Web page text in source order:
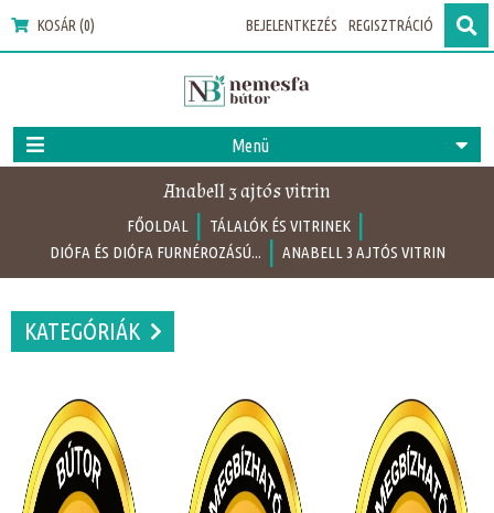
KOSÁR (0) BEJELENTKEZÉS REGISZTRÁCIÓ
Menü
Anabell 3 ajtós vitrin
FŐOLDAL TÁLALÓK ÉS VITRINEK
DIÓFA ÉS DIÓFA FURNÉROZÁSÚ... ANABELL 3 AJTÓS VITRIN
KATEGÓRIÁK